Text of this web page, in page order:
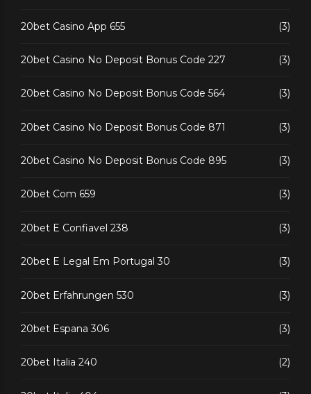
20bet Casino App 655 (3)
20bet Casino No Deposit Bonus Code 227 (3)
20bet Casino No Deposit Bonus Code 564 (3)
20bet Casino No Deposit Bonus Code 871 (3)
20bet Casino No Deposit Bonus Code 895 (3)
20bet Com 659 (3)
20bet E Confiavel 238 (3)
20bet E Legal Em Portugal 30 (3)
20bet Erfahrungen 530 (3)
20bet Espana 306 (3)
20bet Italia 240 (2)